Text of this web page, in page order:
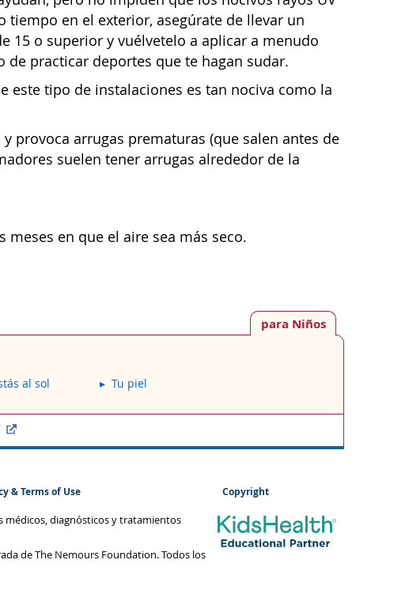
tiempo en el exterior, asegúrate de llevar un
15 o superior y vuélvetelo a aplicar a menudo
de practicar deportes que te hagan sudar.
este tipo de instalaciones es tan nociva como la
provoca arrugas prematuras (que salen antes de
suelen tener arrugas alrededor de la
en que el aire sea más seco.
para Niños
al sol Tu piel
& Terms of Use Copyright
médicos, diagnósticos y tratamientos
de The Nemours Foundation. Todos los